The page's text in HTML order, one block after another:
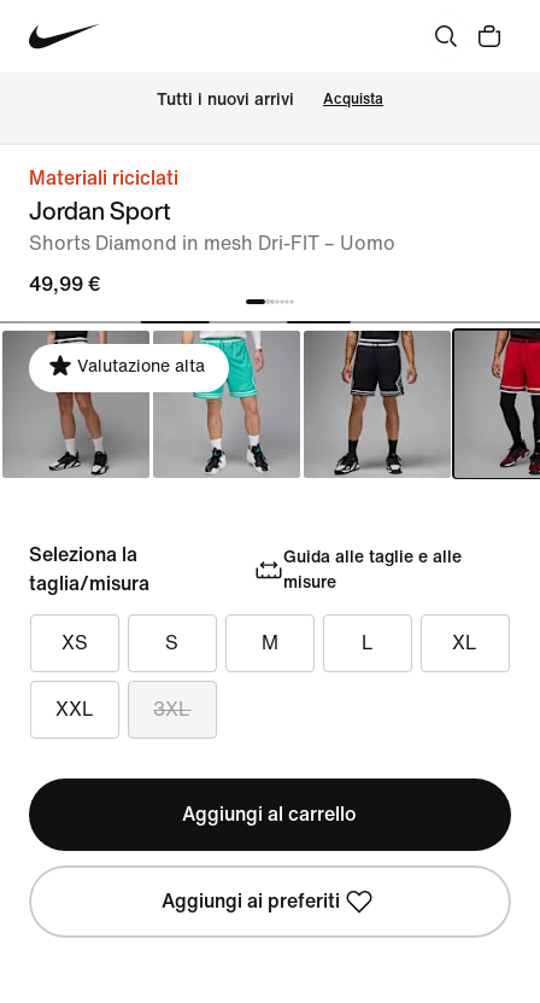
Tutti i nuovi arrivi Acquista
Materiali riciclati
Jordan Sport
Shorts Diamond in mesh Dri-FIT – Uomo
49,99 €
Valutazione alta
Seleziona la
taglia/misura
Guida alle taglie e alle
misure
XS S M L XL
XXL 3XL
Aggiungi al carrello
Aggiungi ai preferiti